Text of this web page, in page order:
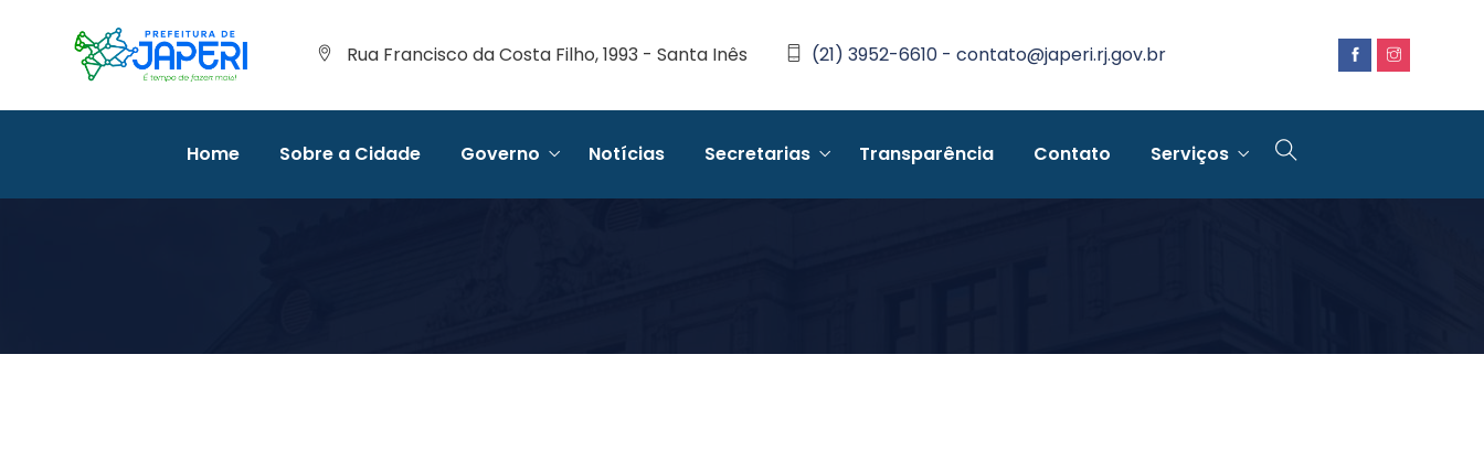
Rua Francisco da Costa Filho, 1993 - Santa Inês (21) 3952-6610 - contato@japeri.rj.gov.br
Home Sobre a Cidade Governo Notícias Secretarias Transparência Contato Serviços